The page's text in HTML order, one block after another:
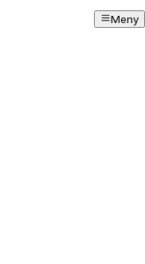
Meny